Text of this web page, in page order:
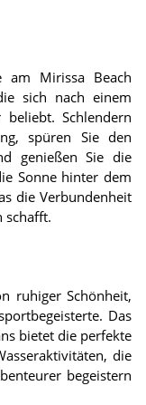
am Mirissa Beach
sich nach einem
Schlendern
spüren Sie den
genießen Sie die
Sonne hinter dem
die Verbundenheit
schafft.
ruhiger Schönheit,
Das
bietet die perfekte
die
begeistern